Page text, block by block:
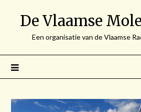
De Vlaamse
Een organisatie van de Vlaamse